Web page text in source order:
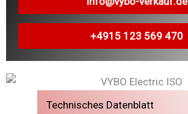
+4915 123 569 470
Technisches Datenblatt